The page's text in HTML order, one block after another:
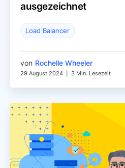
ausgezeichnet
Load Balancer
von Rochelle Wheeler
29 August 2024 3 Min. Lesezeit